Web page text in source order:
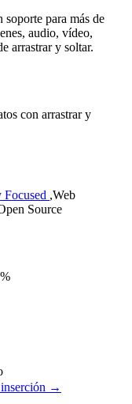
para más de
audio, vídeo,
arrastrar y soltar.
con arrastrar y
Focused ,Web
Source
inserción →